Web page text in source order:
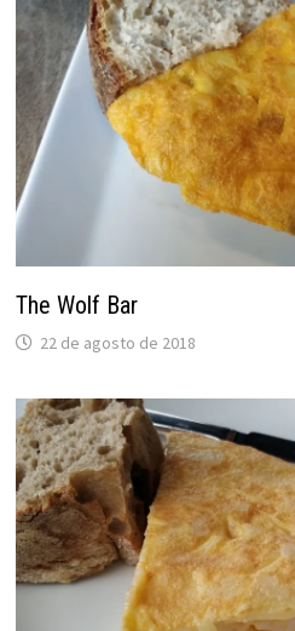
The Wolf Bar
22 de agosto de 2018